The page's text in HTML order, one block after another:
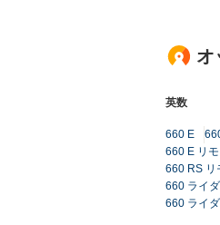
オ
英数
660 E
660 E リ
660 RS リ
660 ライ
660 ライ